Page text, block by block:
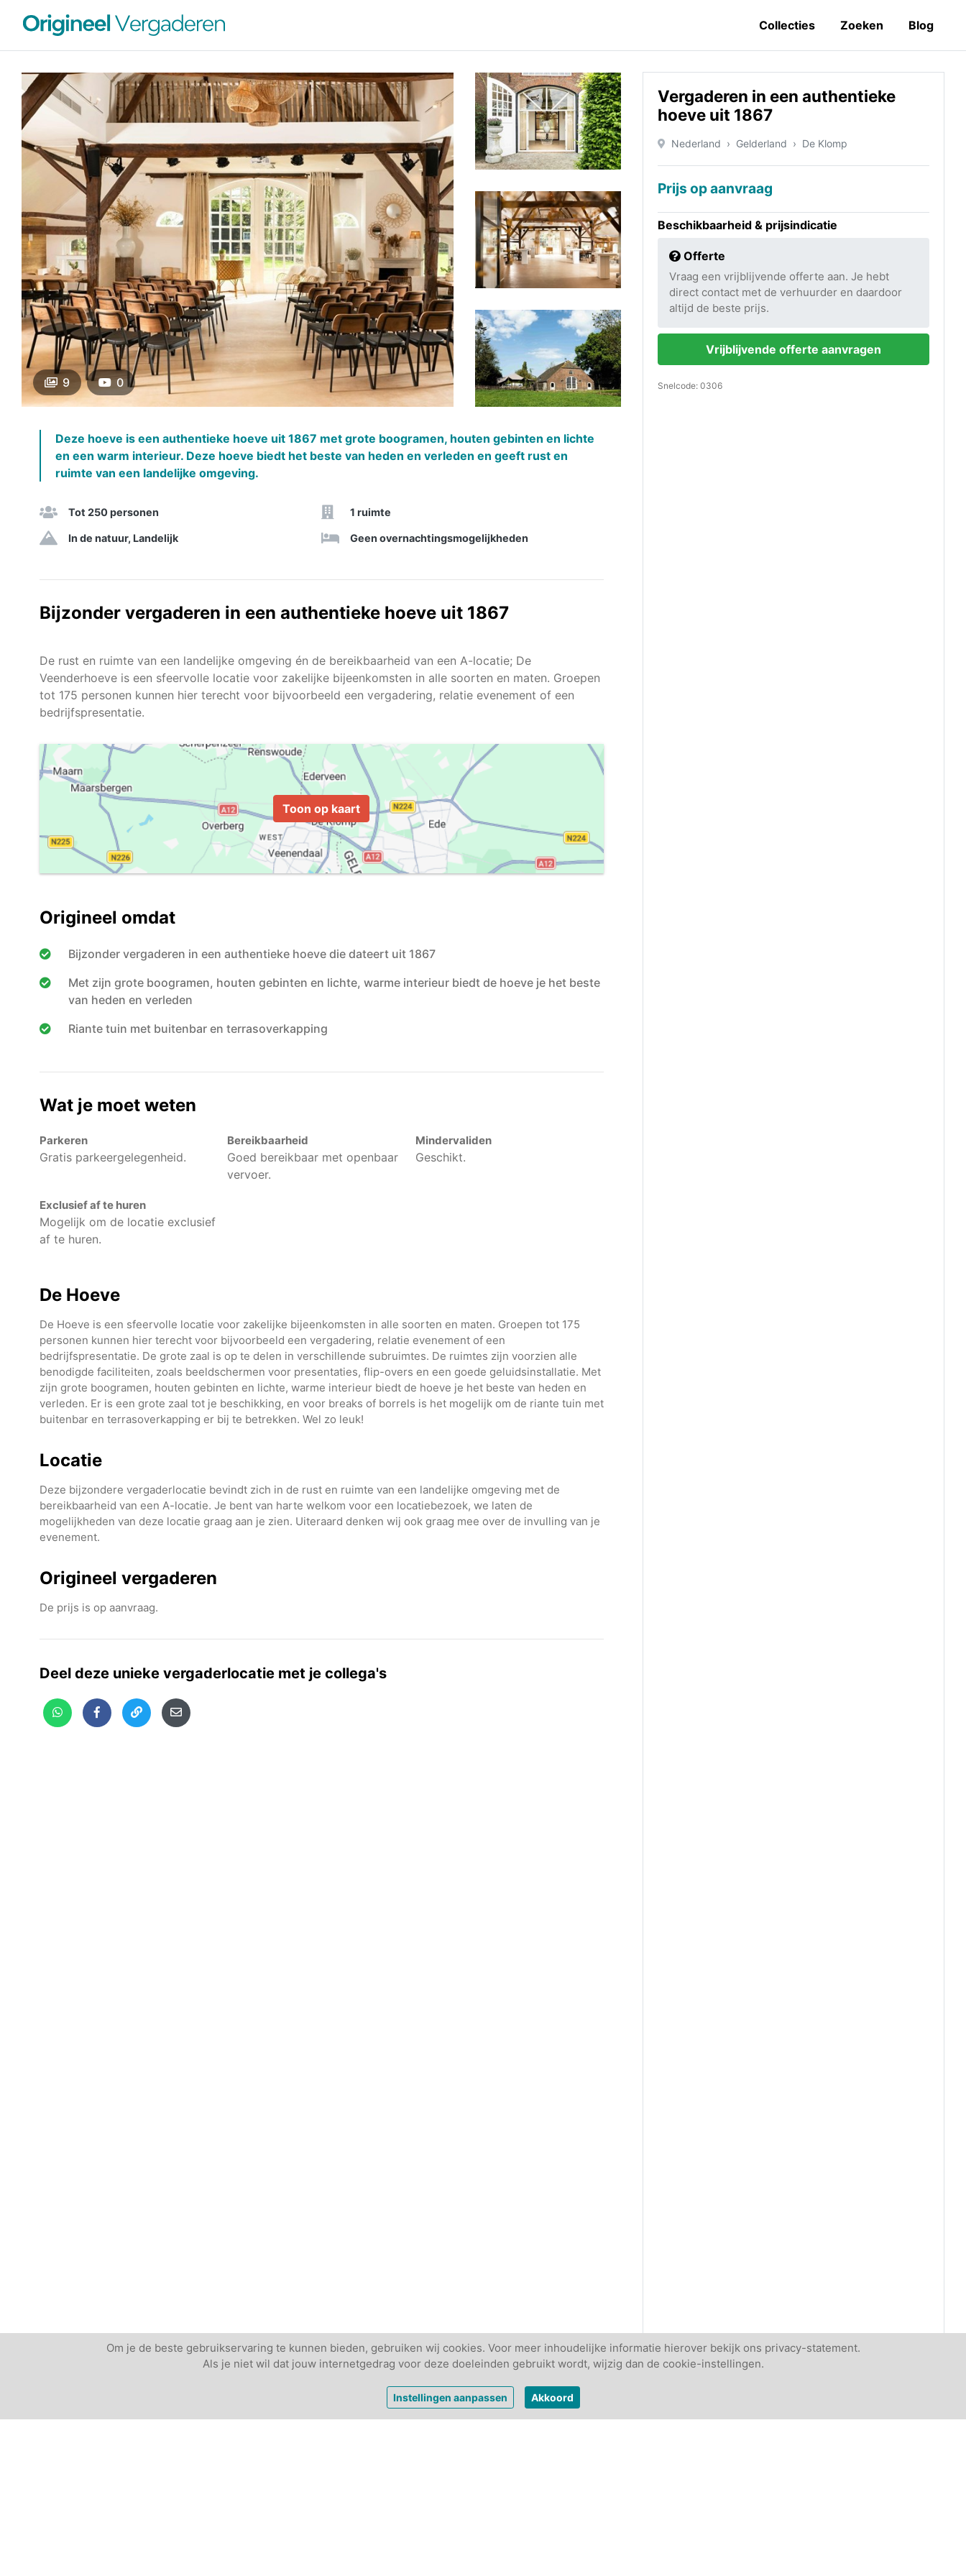
Collecties Zoeken Blog
9 0
Deze hoeve is een authentieke hoeve uit 1867 met grote boogramen, houten gebinten en lichte
en een warm interieur. Deze hoeve biedt het beste van heden en verleden en geeft rust en
ruimte van een landelijke omgeving.
Tot 250 personen 1 ruimte
In de natuur, Landelijk Geen overnachtingsmogelijkheden
Bijzonder vergaderen in een authentieke hoeve uit 1867
De rust en ruimte van een landelijke omgeving én de bereikbaarheid van een A-locatie; De
Veenderhoeve is een sfeervolle locatie voor zakelijke bijeenkomsten in alle soorten en maten. Groepen
tot 175 personen kunnen hier terecht voor bijvoorbeeld een vergadering, relatie evenement of een
Toon op kaart
Origineel omdat
Bijzonder vergaderen in een authentieke hoeve die dateert uit 1867
Met zijn grote boogramen, houten gebinten en lichte, warme interieur biedt de hoeve je het beste
van heden en verleden
Riante tuin met buitenbar en terrasoverkapping
Wat je moet weten
Parkeren
Gratis parkeergelegenheid.
Bereikbaarheid
Goed bereikbaar met openbaar
vervoer.
Mindervaliden
Geschikt.
Exclusief af te huren
Mogelijk om de locatie exclusief
af te huren.
De Hoeve
De Hoeve is een sfeervolle locatie voor zakelijke bijeenkomsten in alle soorten en maten. Groepen tot 175
personen kunnen hier terecht voor bijvoorbeeld een vergadering, relatie evenement of een
bedrijfspresentatie. De grote zaal is op te delen in verschillende subruimtes. De ruimtes zijn voorzien alle
benodigde faciliteiten, zoals beeldschermen voor presentaties, flip-overs en een goede geluidsinstallatie. Met
zijn grote boogramen, houten gebinten en lichte, warme interieur biedt de hoeve je het beste van heden en
verleden. Er is een grote zaal tot je beschikking, en voor breaks of borrels is het mogelijk om de riante tuin met
buitenbar en terrasoverkapping er bij te betrekken. Wel zo leuk!
Locatie
Deze bijzondere vergaderlocatie bevindt zich in de rust en ruimte van een landelijke omgeving met de
bereikbaarheid van een A-locatie. Je bent van harte welkom voor een locatiebezoek, we laten de
mogelijkheden van deze locatie graag aan je zien. Uiteraard denken wij ook graag mee over de invulling van je
evenement.
Origineel vergaderen
De prijs is op aanvraag.
Deel deze unieke vergaderlocatie met je collega's
Vergaderen in een authentieke
hoeve uit 1867
Nederland Gelderland De Klomp
Prijs op aanvraag
Beschikbaarheid & prijsindicatie
Offerte
Vraag een vrijblijvende offerte aan. Je hebt
direct contact met de verhuurder en daardoor
altijd de beste prijs.
Vrijblijvende offerte aanvragen
Snelcode: 0306
Om je de beste gebruikservaring te kunnen bieden, gebruiken wij cookies. Voor meer inhoudelijke informatie hierover bekijk ons privacy-statement.
Als je niet wil dat jouw internetgedrag voor deze doeleinden gebruikt wordt, wijzig dan de cookie-instellingen.
Instellingen aanpassen Akkoord